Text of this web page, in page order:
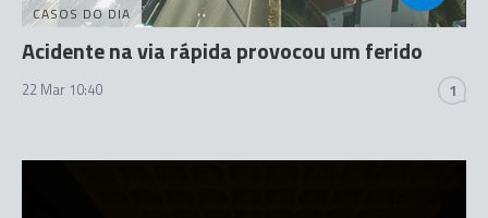
CASOS DO DIA
Acidente na via rápida provocou um ferido
22 Mar 10:40 1